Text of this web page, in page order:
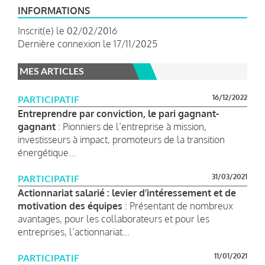
INFORMATIONS
Inscrit(e) le 02/02/2016
Dernière connexion le 17/11/2025
MES ARTICLES
PARTICIPATIF 16/12/2022
Entreprendre par conviction, le pari gagnant-
gagnant : Pionniers de l’entreprise à mission,
investisseurs à impact, promoteurs de la transition
énergétique...
PARTICIPATIF 31/03/2021
Actionnariat salarié : levier d’intéressement et de
motivation des équipes : Présentant de nombreux
avantages, pour les collaborateurs et pour les
entreprises, l’actionnariat...
PARTICIPATIF 11/01/2021